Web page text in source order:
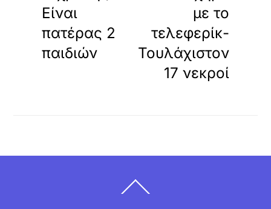
Είναι
πατέρας 2
παιδιών
με το
τελεφερίκ-
Τουλάχιστον
17 νεκροί
To